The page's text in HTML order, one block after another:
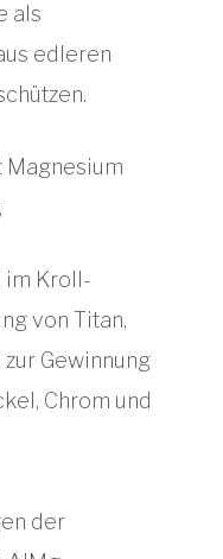
als
edleren
Magnesium
im Kroll-
von Titan,
Gewinnung
Chrom und
der